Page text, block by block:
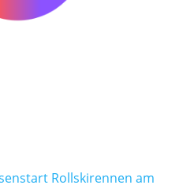
Rollskirennen am